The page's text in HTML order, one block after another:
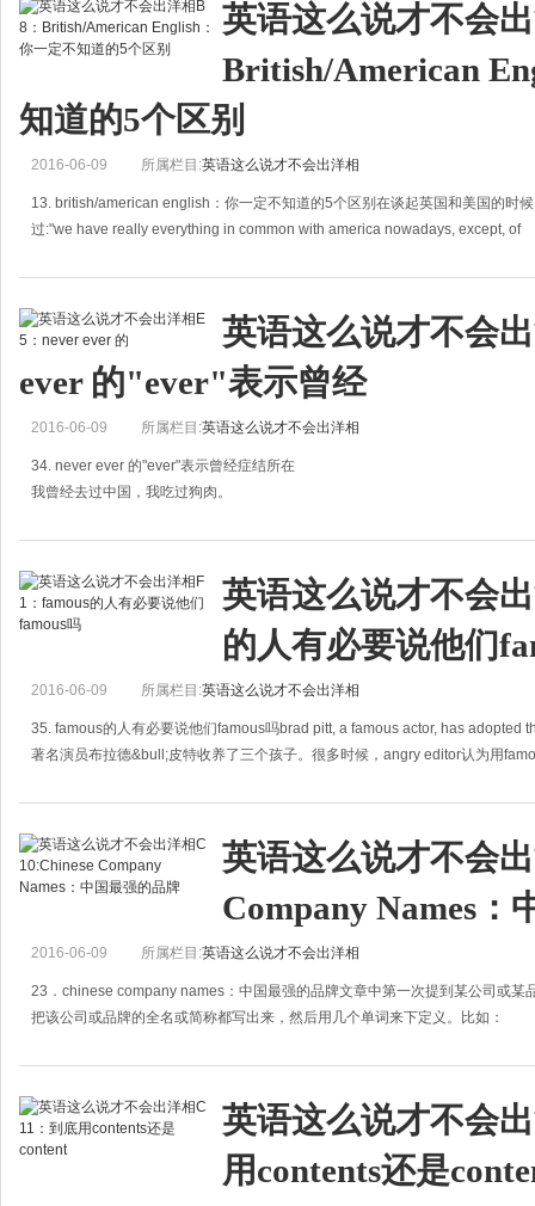
英语这么说才不会
British/American
知道的5个区别
2016-06-09 所属栏目:英语这么说才不会出洋相
13. british/american english：你一定不知道的5个区别在谈起英国和美国的时
过:"we have really everything in common with america nowadays, except, of
英语这么说才不会
ever 的"ever"表示曾经
2016-06-09 所属栏目:英语这么说才不会出洋相
34. never ever 的"ever"表示曾经症结所在
我曾经去过中国，我吃过狗肉。
i have ever eaten dog.
英语这么说才不会
的人有必要说他们
2016-06-09 所属栏目:英语这么说才不会出洋相
35. famous的人有必要说他们famous吗brad pitt, a famous actor, has adopted
著名演员布拉德&bull;皮特收养了三个孩子。很多时候，angry editor认为用
英语这么说才不会
Company Names：
2016-06-09 所属栏目:英语这么说才不会出洋相
23．chinese company names：中国最强的品牌文章中第一次提到某公司或某
把该公司或品牌的全名或简称都写出来，然后用几个单词来下定义。比如：
英语这么说才不会
用contents还是